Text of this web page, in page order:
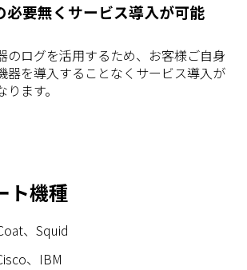
必要無くサービス導入が可能
のログを活用するため、お客様ご自身
器を導入することなくサービス導入が
ます。
ト機種
、Squid
、IBM